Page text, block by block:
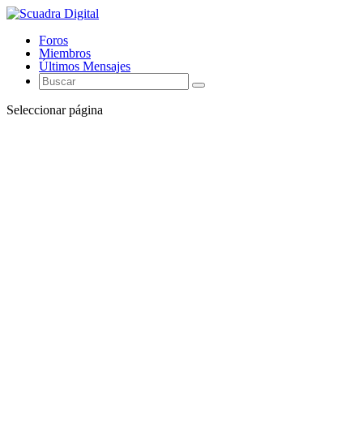
Foros
Miembros
Últimos Mensajes
Seleccionar página